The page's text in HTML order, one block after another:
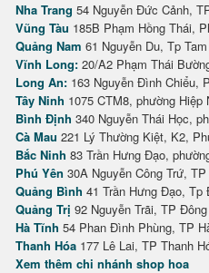
Nha Trang 54 Nguyễn Đức Cảnh,
Vũng Tàu 185B Phạm Hồng Thái,
Quảng Nam 61 Nguyễn Du, Tp
Vĩnh Long: 20/A2 Phạm Thái
Long An: 163 Nguyễn Đình Chiểu,
Tây Ninh 1075 CTM8, phường Hiệp
Bình Định 340 Nguyễn Thái Học,
Cà Mau 221 Lý Thường Kiệt, K2,
Bắc Ninh 83 Trần Hưng Đạo,
Phú Yên 30A Nguyễn Công Trứ,
Quảng Bình 41 Trần Hưng Đạo, Tp
Quảng Trị 92 Nguyễn Trãi, TP
Hà Tĩnh 54 Phan Đình Phùng, TP
Thanh Hóa 177 Lê Lai, TP Thanh
Xem thêm chi nhánh shop hoa